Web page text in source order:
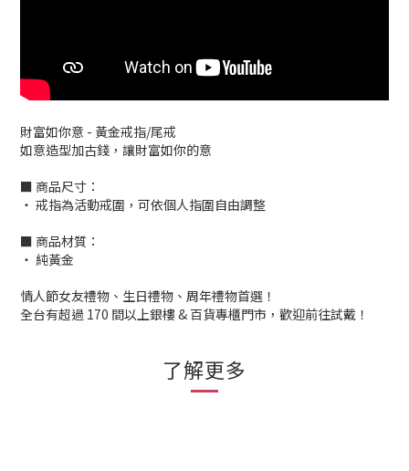
財富如你意 - 黃金戒指/尾戒
如意造型加古錢，讓財富如你的意
■ 商品尺寸：
‧ 戒指為活動戒圍，可依個人指圍自由調整
■ 商品材質：
‧ 純黃金
情人節女友禮物、生日禮物、周年禮物首選！
全台有超過 170 間以上銀樓 & 百貨專櫃門市，歡迎前往試戴！
了解更多